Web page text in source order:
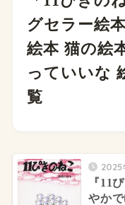
グセラー絵
絵本 猫の絵
っていいな
覧
2025
『11
やか